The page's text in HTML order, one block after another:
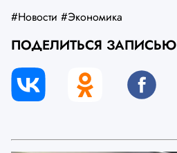
#Новости #Экономика
ПОДЕЛИТЬСЯ ЗАПИСЬЮ